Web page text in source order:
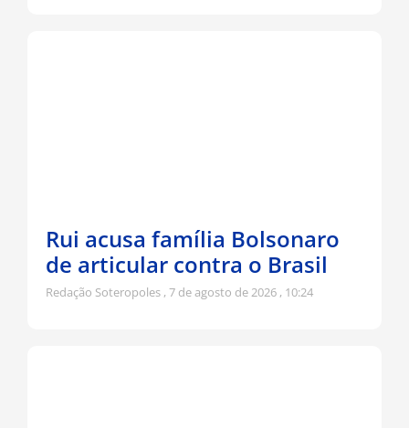
Rui acusa família Bolsonaro
de articular contra o Brasil
Redação Soteropoles 7 de agosto de 2026 10:24